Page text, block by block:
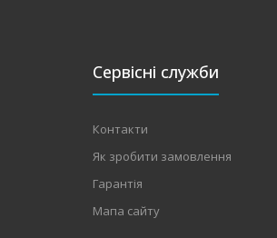
Сервісні служби
Контакти
Як зробити замовлення
Гарантія
Мапа сайту